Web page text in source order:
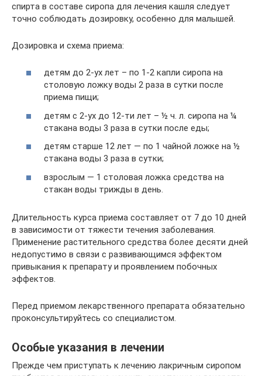
спирта в составе сиропа для лечения кашля следует
точно соблюдать дозировку, особенно для малышей.
Дозировка и схема приема:
детям до 2-ух лет – по 1-2 капли сиропа на
столовую ложку воды 2 раза в сутки после
приема пищи;
детям с 2-ух до 12-ти лет – ½ ч. л. сиропа на ¼
стакана воды 3 раза в сутки после еды;
детям старше 12 лет — по 1 чайной ложке на ½
стакана воды 3 раза в сутки;
взрослым — 1 столовая ложка средства на
стакан воды трижды в день.
Длительность курса приема составляет от 7 до 10 дней
в зависимости от тяжести течения заболевания.
Применение растительного средства более десяти дней
недопустимо в связи с развивающимся эффектом
привыкания к препарату и проявлением побочных
эффектов.
Перед приемом лекарственного препарата обязательно
проконсультируйтесь со специалистом.
Особые указания в лечении
Прежде чем приступать к лечению лакричным сиропом